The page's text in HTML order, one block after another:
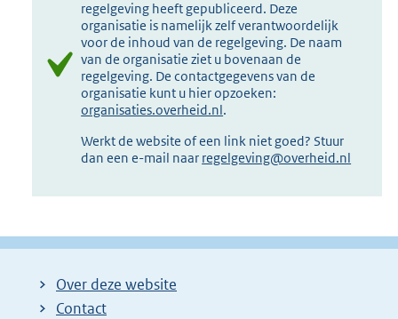
regelgeving heeft gepubliceerd. Deze
organisatie is namelijk zelf verantwoordelijk
voor de inhoud van de regelgeving. De naam
van de organisatie ziet u bovenaan de
regelgeving. De contactgegevens van de
organisatie kunt u hier opzoeken:
organisaties.overheid.nl.
Werkt de website of een link niet goed? Stuur
dan een e-mail naar regelgeving@overheid.nl
Over deze website
Contact